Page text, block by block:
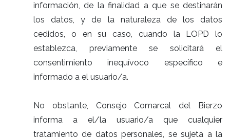
información, de la finalidad a que se destinarán
los datos, y de la naturaleza de los datos
cedidos, o en su caso, cuando la LOPD lo
establezca, previamente se solicitará el
consentimiento inequívoco específico e
informado a el usuario/a.
No obstante, Consejo Comarcal del Bierzo
informa a el/la usuario/a que cualquier
tratamiento de datos personales, se sujeta a la